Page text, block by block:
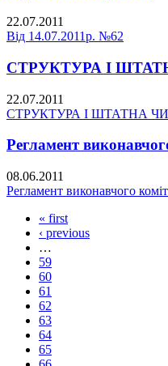
22.07.2011
Від 14.07.2011р. №62
СТРУКТУРА І
22.07.2011
СТРУКТУРА І ШТАТНА
Регламент
08.06.2011
Регламент виконавчого
« first
‹ previous
…
59
60
61
62
63
64
65